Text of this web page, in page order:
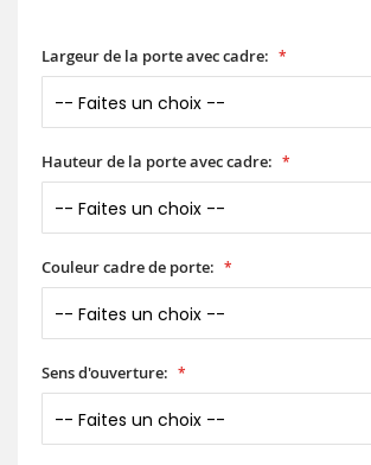
Largeur de la porte avec cadre:
Hauteur de la porte avec cadre:
Couleur cadre de porte:
Sens d'ouverture: